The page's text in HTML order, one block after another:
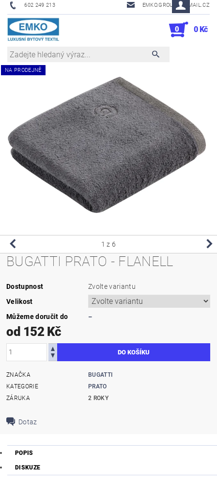
602 249 213 EMKO.GROUSL@EMAIL.CZ
0 0 Kč
NA PRODEJNĚ
1 z 6
BUGATTI PRATO - FLANELL
Dostupnost
Zvolte variantu
Velikost
Můžeme doručit do
–
od 152 Kč
ZNAČKA
BUGATTI
KATEGORIE
PRATO
ZÁRUKA
2 ROKY
Dotaz
POPIS
DISKUZE